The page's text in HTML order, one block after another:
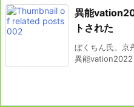
異能
トされた
ぼくちん氏。京
異能vation2022